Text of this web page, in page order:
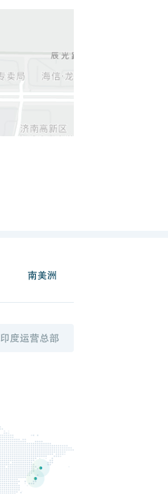
南美洲
印度运营总部